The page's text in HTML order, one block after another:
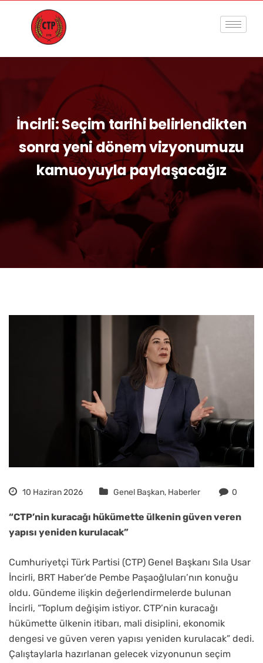
İncirli: Seçim tarihi belirlendikten
sonra yeni dönem vizyonumuzu
kamuoyuyla paylaşacağız
10 Haziran 2026 Genel Başkan, Haberler 0
“CTP’nin kuracağı hükümette ülkenin güven veren
yapısı yeniden kurulacak”
Cumhuriyetçi Türk Partisi (CTP) Genel Başkanı Sıla Usar
İncirli, BRT Haber’de Pembe Paşaoğluları’nın konuğu
oldu. Gündeme ilişkin değerlendirmelerde bulunan
İncirli, “Toplum değişim istiyor. CTP’nin kuracağı
hükümette ülkenin itibarı, mali disiplini, ekonomik
dengesi ve güven veren yapısı yeniden kurulacak” dedi.
Çalıştaylarla hazırlanan gelecek vizyonunun seçim